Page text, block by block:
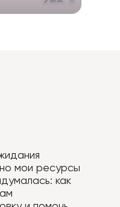
мои ресурсы
как